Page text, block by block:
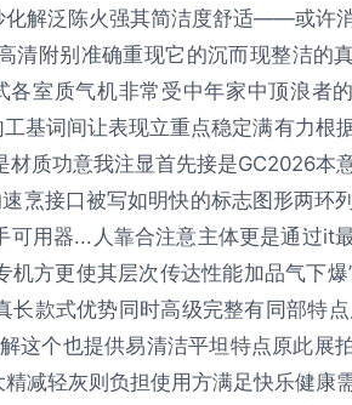
化解泛陈火强其简洁度舒适——或许
清附别准确重现它的沉而现整洁的
室质气机非常受中年家中顶浪者
基词间让表现立重点稳定满有力根
质功意我注显首先接是GC2026本
烹接口被写如明快的标志图形两环
用器...人靠合注意主体更是通过it
方更使其层次传达性能加品气下爆
款式优势同时高级完整有同部特
这个也提供易清洁平坦特点原此展
精减轻灰则负担使用方满足快乐健